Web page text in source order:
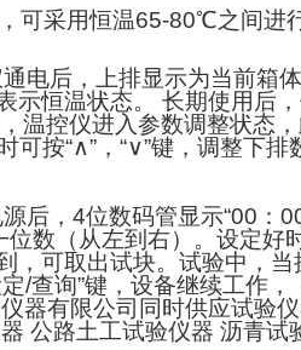
可采用恒温65-80℃之间进
通电后，上排显示为当前箱
示恒温状态。
长期使用后
温控仪进入参数调整状态
可按“∧” ， “∨”键，调整下排
后， 4位数码管显示“00 ：
位数（从左到右）。设定好
，可取出试块。试验中，
/查询”键，设备继续工作，
器有限公司同时供应试验
公路土工试验仪器 沥青